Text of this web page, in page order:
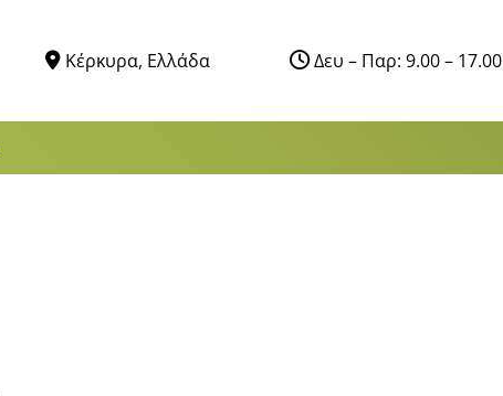
Κέρκυρα, Ελλάδα Δευ – Παρ: 9.00 – 17.00